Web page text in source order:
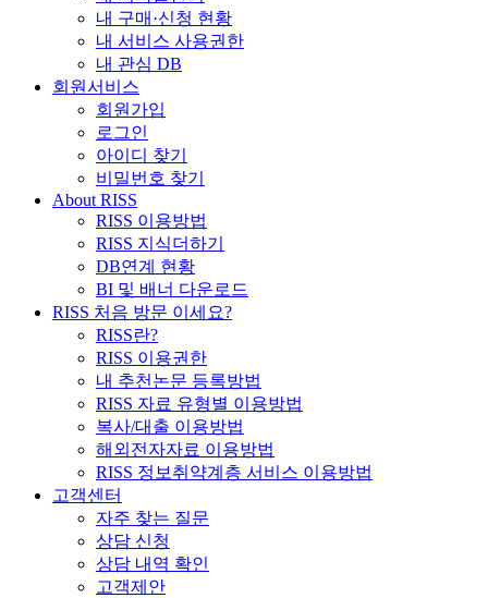
내 구매·신청 현황
내 서비스 사용권한
내 관심 DB
회원서비스
회원가입
로그인
아이디 찾기
비밀번호 찾기
About RISS
RISS 이용방법
RISS 지식더하기
DB연계 현황
BI 및 배너 다운로드
RISS 처음 방문 이세요?
RISS란?
RISS 이용권한
내 추천논문 등록방법
RISS 자료 유형별 이용방법
복사/대출 이용방법
해외전자자료 이용방법
RISS 정보취약계층 서비스 이용방법
고객센터
자주 찾는 질문
상담 신청
상담 내역 확인
고객제안